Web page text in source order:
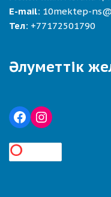
E-mail: 10mektep-
Тел: +77172501790
Әлуметтік